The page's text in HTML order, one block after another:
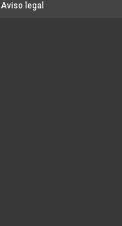
Aviso legal